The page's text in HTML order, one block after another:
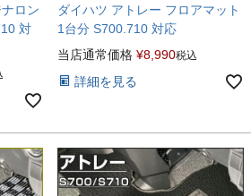
ロン
対
ダイハツ アトレー フロアマット
1台分 S700.710 対応
当店通常価格 ¥8,990税込
詳細を見る